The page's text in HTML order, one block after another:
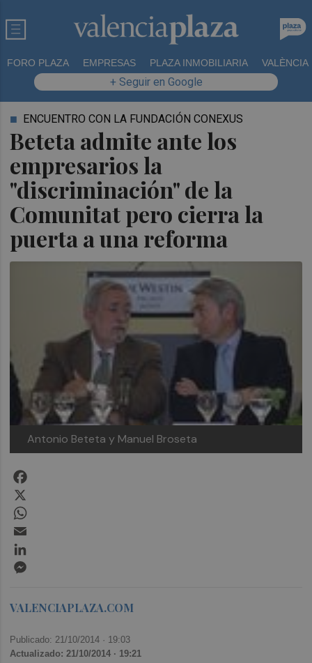
FORO PLAZA EMPRESAS PLAZA INMOBILIARIA VALÈNCIA
+ Seguir en Google
Beteta admite ante los
empresarios la
"discriminación" de la
Comunitat pero cierra la
puerta a una reforma
ENCUENTRO CON LA FUNDACIÓN CONEXUS
Antonio Beteta y Manuel Broseta
VALENCIAPLAZA.COM
Publicado: 21/10/2014 · 19:03
Actualizado: 21/10/2014 · 19:21